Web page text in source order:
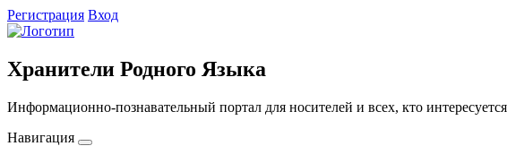
Регистрация Вход
Хранители Родного Языка
Информационно-познавательный портал для носителей и всех, кто
Навигация